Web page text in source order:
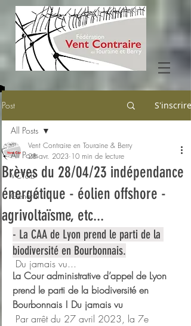
Post S'inscrire
All Posts
VCT&B
Général
All Posts
Brèves du 28/04/23 indépendance
énergétique - éolien offshore -
agrivoltaïsme, etc...
Vent Contraire en Touraine & Berry
28 avr. 2023 10 min de lecture
- La CAA de Lyon prend le parti de la
biodiversité en Bourbonnais.
Du jamais vu...
La Cour administrative d’appel de Lyon
prend le parti de la biodiversité en
Bourbonnais ! Du jamais vu
Par arrêt du 27 avril 2023, la 7e